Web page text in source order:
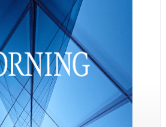
Tooled Rim
PYREX 100mL
Bates Sugar
Analysis
Volumetric
Flasks, Class A,
Short Neck,
Tooled Rim